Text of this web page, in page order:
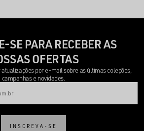
SE PARA RECEBER AS
OFERTAS
por e-mail sobre as últimas coleções,
campanhas e novidades.
INSCREVA-SE